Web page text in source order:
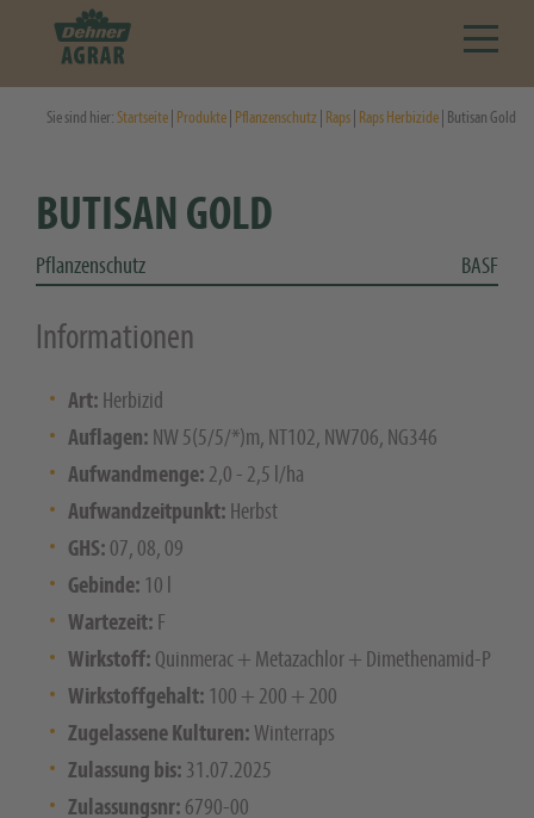
Sie sind hier:Startseite Produkte Pflanzenschutz Raps Raps Herbizide | Butisan Gold
BUTISAN GOLD
Pflanzenschutz BASF
Informationen
Art: Herbizid
Auflagen: NW 5(5/5/*)m, NT102, NW706, NG346
Aufwandmenge: 2,0 - 2,5 l/ha
Aufwandzeitpunkt: Herbst
GHS: 07, 08, 09
Gebinde: 10 l
Wartezeit: F
Wirkstoff: Quinmerac + Metazachlor + Dimethenamid-P
Wirkstoffgehalt: 100 + 200 + 200
Zugelassene Kulturen: Winterraps
Zulassung bis: 31.07.2025
Zulassungsnr: 6790-00